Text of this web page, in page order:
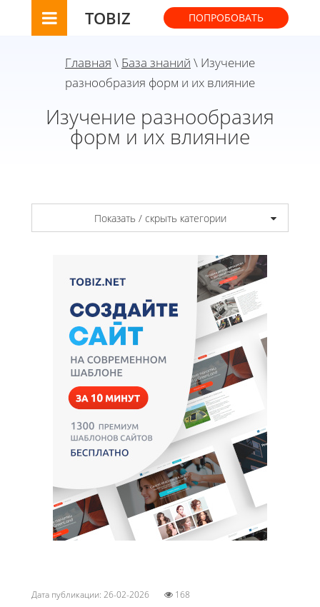
TOBIZ ПОПРОБОВАТЬ
Главная \ База знаний \ Изучение
разнообразия форм и их влияние
Изучение разнообразия
форм и их влияние
Показать / скрыть категории
Дата публикации: 26-02-2026 168